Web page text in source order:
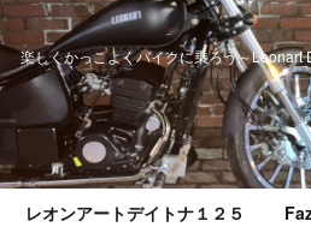
楽しくかっこよくバイクに乗ろう～Leonart
レオンアートデイトナ１２５